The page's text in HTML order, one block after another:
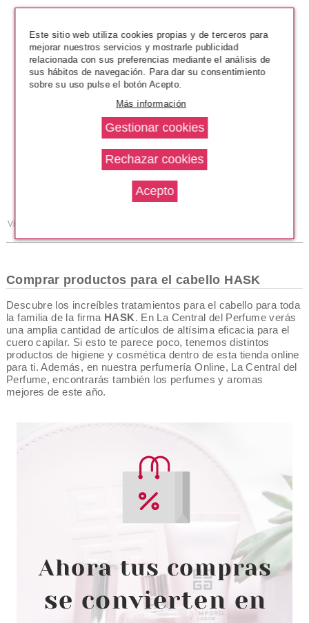
HASK
arroz
Pvr 10.99€
-21%
desde
8.70€
Viendo del
Comprar productos para el cabello HASK
Descubre los increíbles tratamientos para el cabello para toda
la familia de la firma HASK. En La Central del Perfume verás
una amplia cantidad de artículos de altísima eficacia para el
cuero capilar. Si esto te parece poco, tenemos distintos
productos de higiene y cosmética dentro de esta tienda online
para ti. Además, en nuestra perfumería Online, La Central del
Perfume, encontrarás también los perfumes y aromas
mejores de este año.
Este sitio web utiliza cookies propias y de terceros para
mejorar nuestros servicios y mostrarle publicidad
relacionada con sus preferencias mediante el análisis de
sus hábitos de navegación. Para dar su consentimiento
sobre su uso pulse el botón Acepto.
Más información